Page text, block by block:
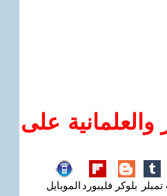
على
تمبلر بلوكر فليبورد الموبايل